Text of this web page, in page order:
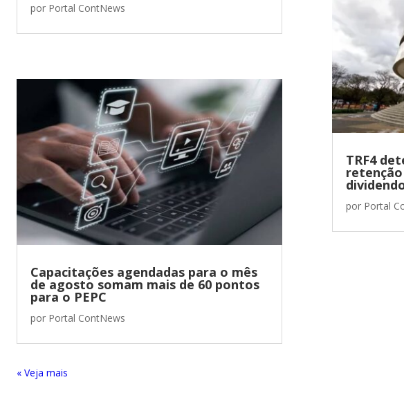
por Portal ContNews
Capacitações agendadas para o mês
de agosto somam mais de 60 pontos
para o PEPC
por Portal ContNews
TRF4
por Portal
« Entradas Antigas